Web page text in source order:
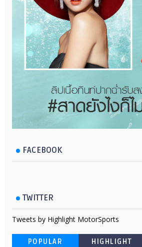
FACEBOOK
TWITTER
Tweets by Highlight MotorSports
POPULAR HIGHLIGHT